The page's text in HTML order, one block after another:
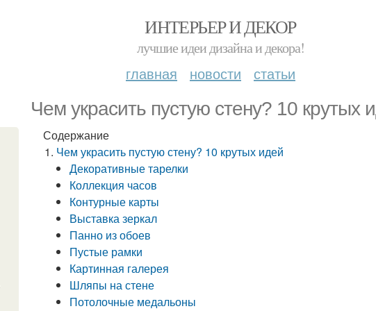
ИНТЕРЬЕР И ДЕКОР
лучшие идеи дизайна и декора!
главная новости статьи
Чем украсить пустую стену? 10 крутых
Содержание
Чем украсить пустую стену? 10 крутых идей
Декоративные тарелки
Коллекция часов
Контурные карты
Выставка зеркал
Панно из обоев
Пустые рамки
Картинная галерея
Шляпы на стене
Потолочные медальоны